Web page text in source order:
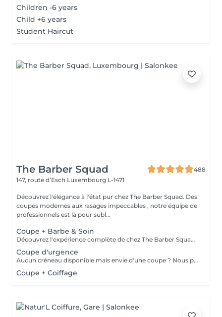
Children -6 years
Child +6 years
Student Haircut
The Barber Squad
488
147, route d’Esch Luxembourg L-1471
Découvrez l'élégance à l'état pur chez The Barber Squad. Des
coupes modernes aux rasages impeccables , notre équipe de
professionnels est là pour subl...
Coupe + Barbe & Soin
Découvrez l'expérience complète de chez The Barber Squad ! Shampooing & soins profonds + Coupe complète + Coiffage. Taille de Barbe & Contours à la lame & soins régénérant + Serviette Chaude & Froide + Nettoyage exfoliant du visage + Vapeur + Massage Relaxant + After Shave + Huile à barbe + Hydratation de la peau . Pour que votre expérience chez nous soit optimal , une boisson de votre choix vous est offerte !
Coupe d'urgence
Aucun créneau disponible mais envie d'une coupe ? Nous pouvons vous proposer un rendez-vous avant ou après nos horaires, ou durant la pause. Pour cette prestation, merci de contacter directement le shop.
Coupe + Coiffage